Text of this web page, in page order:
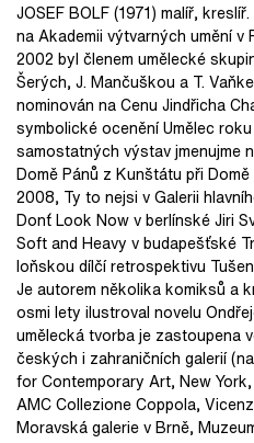
JOSEF BOLF (1971) malíř,
na Akademii výtvarných umění v
2002 byl členem umělecké
Šerých, J. Mančuškou a T.
nominován na Cenu Jindřicha
symbolické ocenění Umělec
samostatných výstav jmenujme
Domě Pánů z Kunštátu při
2008, Ty to nejsi v Galerii
Don´t Look Now v berlínské Jiri
Soft and Heavy v budapešťské
loňskou dílčí retrospektivu
Je autorem několika komiksů a
osmi lety ilustroval novelu
umělecká tvorba je zastoupena
českých i zahraničních galerií
for Contemporary Art, New
AMC Collezione Coppola,
Moravská galerie v Brně,